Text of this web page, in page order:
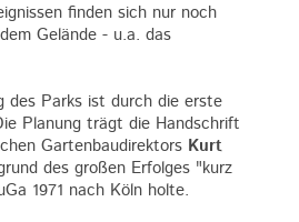
finden sich nur noch
Gelände - u.a. das
des Parks ist durch die erste
Planung trägt die Handschrift
Gartenbaudirektors Kurt
des großen Erfolges "kurz
1971 nach Köln holte.